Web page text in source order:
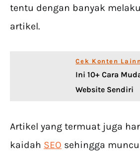
tentu dengan banyak
artikel.
Cek Konten
Ini 10+ Cara
Website Sendiri
Artikel yang termuat juga
kaidah SEO sehingga